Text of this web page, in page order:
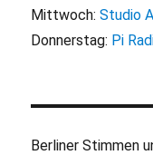
Mittwoch:Studio
Donnerstag: Pi
Berliner Stimmen